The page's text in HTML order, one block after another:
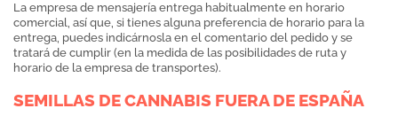
La empresa de mensajería entrega habitualmente en horario
comercial, así que, si tienes alguna preferencia de horario para la
entrega, puedes indicárnosla en el comentario del pedido y se
tratará de cumplir (en la medida de las posibilidades de ruta y
horario de la empresa de transportes).
SEMILLAS DE CANNABIS FUERA DE ESPAÑA